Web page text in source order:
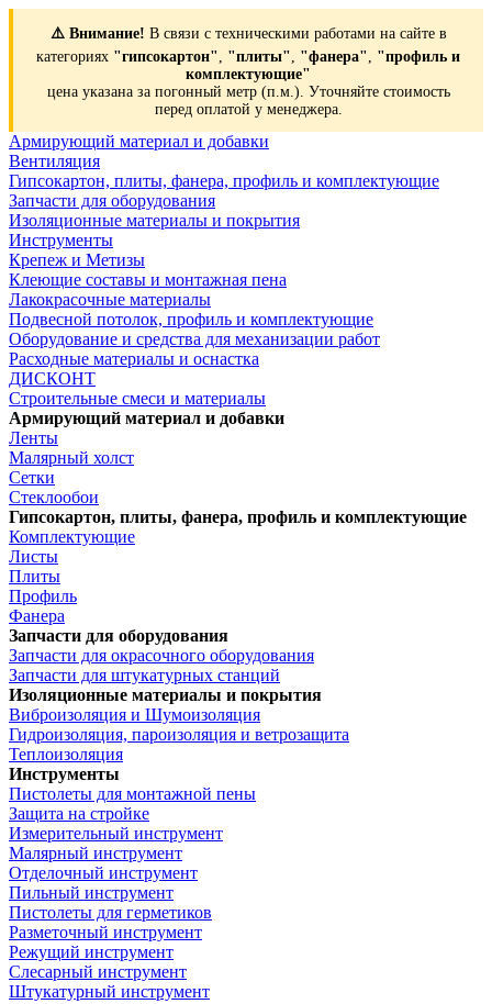
⚠️ Внимание! В связи с техническими работами на сайте в
категориях "гипсокартон", "плиты", "фанера", "профиль и
комплектующие"
цена указана за погонный метр (п.м.). Уточняйте стоимость
перед оплатой у менеджера.
Армирующий материал и добавки
Вентиляция
Гипсокартон, плиты, фанера, профиль и комплектующие
Запчасти для оборудования
Изоляционные материалы и покрытия
Инструменты
Крепеж и Метизы
Клеющие составы и монтажная пена
Лакокрасочные материалы
Подвесной потолок, профиль и комплектующие
Оборудование и средства для механизации работ
Расходные материалы и оснастка
ДИСКОНТ
Строительные смеси и материалы
Армирующий материал и добавки
Ленты
Малярный холст
Сетки
Стеклообои
Гипсокартон, плиты, фанера, профиль и комплектующие
Комплектующие
Листы
Плиты
Профиль
Фанера
Запчасти для оборудования
Запчасти для окрасочного оборудования
Запчасти для штукатурных станций
Изоляционные материалы и покрытия
Виброизоляция и Шумоизоляция
Гидроизоляция, пароизоляция и ветрозащита
Теплоизоляция
Инструменты
Пистолеты для монтажной пены
Защита на стройке
Измерительный инструмент
Малярный инструмент
Отделочный инструмент
Пильный инструмент
Пистолеты для герметиков
Разметочный инструмент
Режущий инструмент
Слесарный инструмент
Штукатурный инструмент